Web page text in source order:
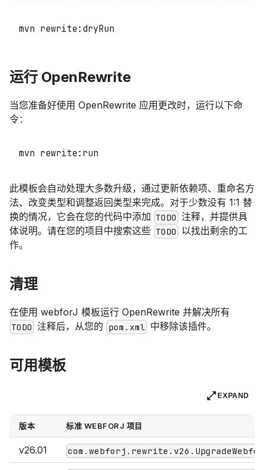
mvn rewrite:dryRun
运行 OpenRewrite
当您准备好使用 OpenRewrite 应用更改时，运行以下命
令：
mvn rewrite:run
此模板会自动处理大多数升级，通过更新依赖项、重命名方
法、改变类型和调整返回类型来完成。对于少数没有 1:1 替
换的情况，它会在您的代码中添加 TODO 注释，并提供具
体说明。请在您的项目中搜索这些 TODO 以找出剩余的工
作。
清理
在使用 webforJ 模板运行 OpenRewrite 并解决所有
TODO 注释后，从您的 pom.xml中移除该插件。
可用模板
EXPAND
版本 标准 WEBFORJ 项目
v26.01